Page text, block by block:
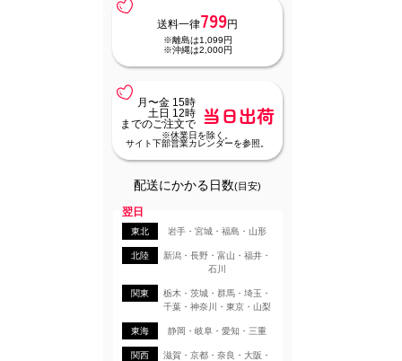
送料一律799円
※離島は1,099円
※沖縄は2,000円
月〜金 15時
土日 12時
までのご注文で
当日出荷
※休業日を除く。
サイト下部営業カレンダーを参照。
配送にかかる日数(目安)
翌日
東北 岩手・宮城・福島・山形
北陸
新潟・長野・富山・福井・
石川
関東
栃木・茨城・群馬・埼玉・
千葉・神奈川・東京・山梨
東海 静岡・岐阜・愛知・三重
関西
滋賀・京都・奈良・大阪・